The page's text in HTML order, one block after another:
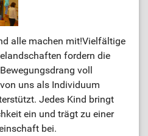
alle machen mit!Vielfältige
fordern die
voll
uns als Individuum
Jedes Kind bringt
ein und trägt zu einer
bei.